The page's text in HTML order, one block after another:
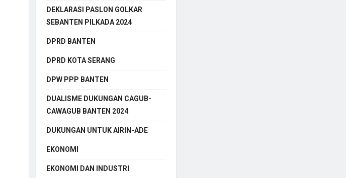
DEKLARASI PASLON GOLKAR
SEBANTEN PILKADA 2024
DPRD BANTEN
DPRD KOTA SERANG
DPW PPP BANTEN
DUALISME DUKUNGAN CAGUB-
CAWAGUB BANTEN 2024
DUKUNGAN UNTUK AIRIN-ADE
EKONOMI
EKONOMI DAN INDUSTRI